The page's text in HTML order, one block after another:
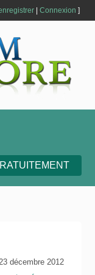
| Connexion ]
décembre 2012